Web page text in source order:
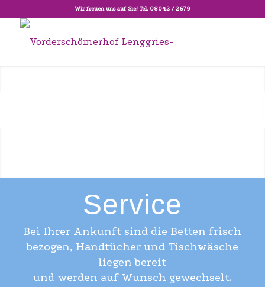
Wir freuen uns auf Sie! Tel. 08042 / 2679
Service
Bei Ihrer Ankunft sind die Betten frisch
bezogen, Handtücher und Tischwäsche
liegen bereit
und werden auf Wunsch gewechselt.